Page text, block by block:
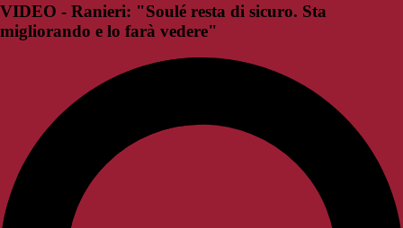
VIDEO - Ranieri: "Soulé resta di sicuro. Sta
migliorando e lo farà vedere"